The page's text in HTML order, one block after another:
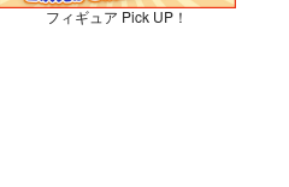
禁断で禁断じゃないちょっと禁断な
義兄妹ラブコメは未遂えっちから始
フィギュア Pick UP！